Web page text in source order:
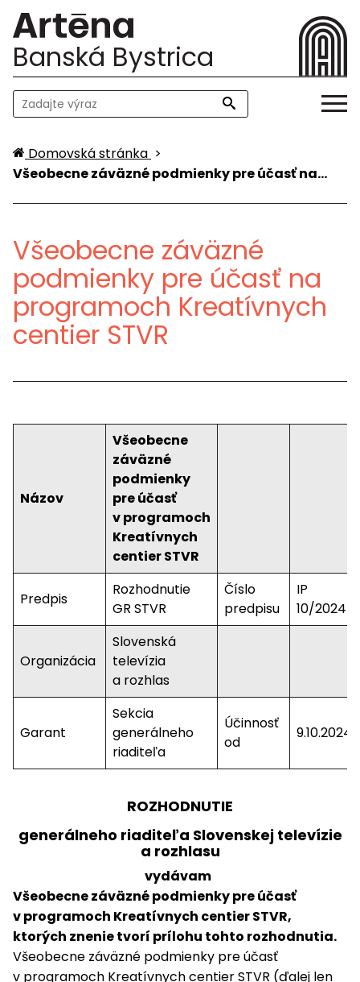
Banská Bystrica
Domovská stránka >
Všeobecne záväzné podmienky pre účasť na…
Všeobecne záväzné
podmienky pre účasť na
programoch Kreatívnych
centier STVR
Názov
Všeobecne
záväzné
podmienky
pre účasť
v programoch
Kreatívnych
centier STVR
Predpis
Rozhodnutie
GR STVR
Číslo
predpisu
IP
10/
Organizácia
Slovenská
televízia
a rozhlas
Garant
Sekcia
generálneho
riaditeľa
Účinnosť
od
9.10.2024
ROZHODNUTIE
generálneho riaditeľa Slovenskej televízie
a rozhlasu
vydávam
Všeobecne záväzné podmienky pre účasť
v programoch Kreatívnych centier STVR,
ktorých znenie tvorí prílohu tohto rozhodnutia.
Všeobecne záväzné podmienky pre účasť
v programoch Kreatívnych centier STVR (ďalej len